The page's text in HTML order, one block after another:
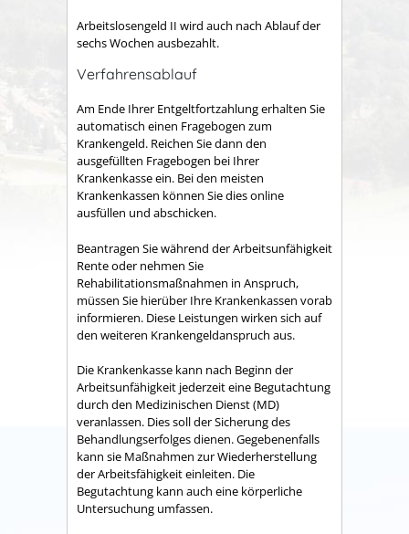
Arbeitslosengeld II wird auch nach Ablauf der
sechs Wochen ausbezahlt.
Verfahrensablauf
Am Ende Ihrer Entgeltfortzahlung erhalten Sie
automatisch einen Fragebogen zum
Krankengeld. Reichen Sie dann den
ausgefüllten Fragebogen bei Ihrer
Krankenkasse ein. Bei den meisten
Krankenkassen können Sie dies online
ausfüllen und abschicken.
Beantragen Sie während der Arbeitsunfähigkeit
Rente oder nehmen Sie
Rehabilitationsmaßnahmen in Anspruch,
müssen Sie hierüber Ihre Krankenkassen vorab
informieren. Diese Leistungen wirken sich auf
den weiteren Krankengeldanspruch aus.
Die Krankenkasse kann nach Beginn der
Arbeitsunfähigkeit jederzeit eine Begutachtung
durch den Medizinischen Dienst (MD)
veranlassen. Dies soll der Sicherung des
Behandlungserfolges dienen. Gegebenenfalls
kann sie Maßnahmen zur Wiederherstellung
derArbeitsfähigkeit einleiten. Die
Begutachtung kann auch eine körperliche
Untersuchung umfassen.